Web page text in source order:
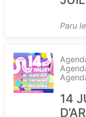
Paru
14